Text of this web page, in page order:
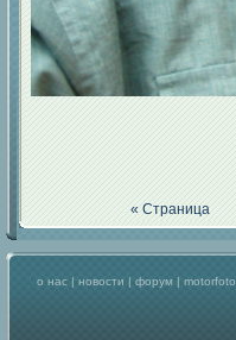
« Страница
о нас | новости | форум | motorfoto